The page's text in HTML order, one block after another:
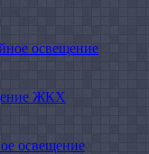
освещение
ЖКХ
освещение